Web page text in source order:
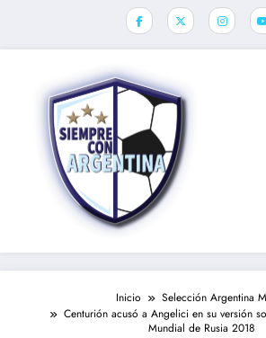
Inicio
Selección Argentina
Centurión acusó a Angelici en su versión
Mundial de Rusia 2018